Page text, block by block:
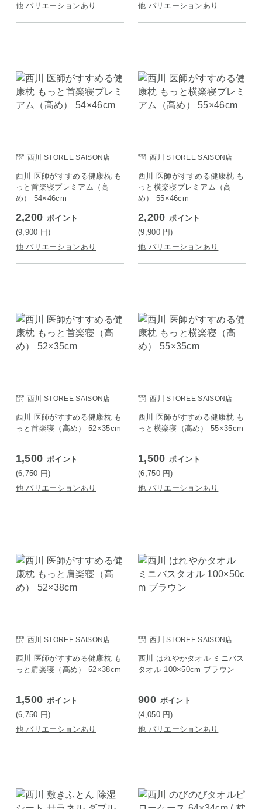
他 バリエーションあり
他 バリエーションあり
西川 STOREE SAISON店
西川 医師がすすめる健康枕 も
っと首楽寝プレミアム（高
め） 54×46cm
2,200 ポイント
(9,900 円)
他 バリエーションあり
西川 STOREE SAISON店
西川 医師がすすめる健康枕 も
っと横楽寝プレミアム（高
め） 55×46cm
2,200 ポイント
(9,900 円)
他 バリエーションあり
西川 STOREE SAISON店
西川 医師がすすめる健康枕 も
っと首楽寝（高め） 52×35cm
1,500 ポイント
(6,750 円)
他 バリエーションあり
西川 STOREE SAISON店
西川 医師がすすめる健康枕 も
っと横楽寝（高め） 55×35cm
1,500 ポイント
(6,750 円)
他 バリエーションあり
西川 STOREE SAISON店
西川 医師がすすめる健康枕 も
っと肩楽寝（高め） 52×38cm
1,500 ポイント
(6,750 円)
他 バリエーションあり
西川 STOREE SAISON店
西川 はれやかタオル ミニバス
タオル 100×50cm ブラウン
900 ポイント
(4,050 円)
他 バリエーションあり